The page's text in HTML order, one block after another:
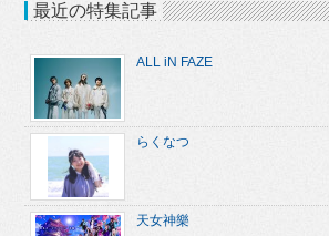
最近の特集記事
ALL iN FAZE
らくなつ
天女神樂